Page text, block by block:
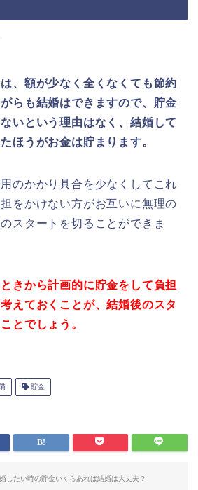
、額が少なく全くなくても節約
らも結婚はできますので、 貯金
いという理由はなく、 結婚して
ほうがお金は貯まります。
のかかり具合を少なくしてこれ
をかけない方がお互いに無理の
スタートを切ることができま
きから計画的に貯金をして負担
えておくことが、結婚後のスタ
とでしょう。
貯金
したい時の貯金いくらあれば結婚は大丈夫？